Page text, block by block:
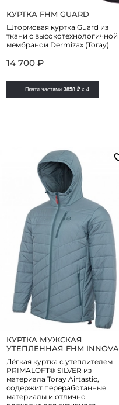
КУРТКА FHM GUARD
Штормовая куртка Guard из
ткани с высокотехнологичной
мембраной Dermizax (Toray)
14 700 ₽
Плати частями3858 ₽ x 4
КУРТКА МУЖСКАЯ
УТЕПЛЕННАЯ FHM INNOVA
Лёгкая куртка с утеплителем
PRIMALOFT® SILVER из
материала Toray Airtastic,
содержит переработанные
материалы и отлично